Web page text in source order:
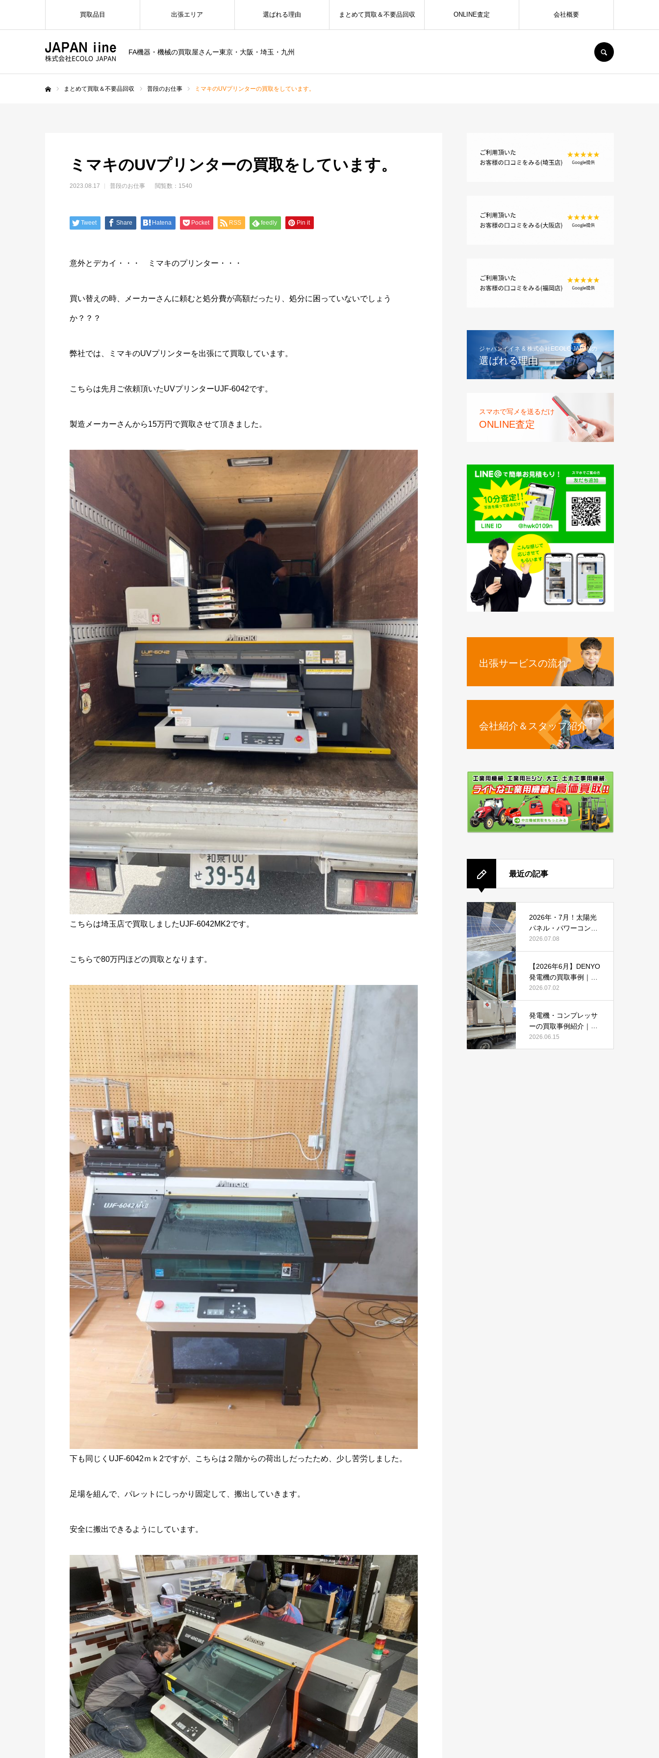
FA機器・機械の買取屋さんー東京・大阪・埼玉・九州
買取品目 出張エリア 選ばれる理由 まとめて買取＆不要品回収 ONLINE査定 会社概要
まとめて買取＆不要品回収 普段のお仕事 ミマキのUVプリンターの買取をしています。
ミマキのUVプリンターの買取をしています。
2023.08.17 普段のお仕事 閲覧数：1540
Tweet Share Hatena Pocket RSS feedly Pin it
意外とデカイ・・・ ミマキのプリンター・・・
買い替えの時、メーカーさんに頼むと処分費が高額だったり、処分に困っていないでしょう
か？？？
弊社では、ミマキのUVプリンターを出張にて買取しています。
こちらは先月ご依頼頂いたUVプリンターUJF-6042です。
製造メーカーさんから15万円で買取させて頂きました。
こちらは埼玉店で買取しましたUJF-6042MK2です。
こちらで80万円ほどの買取となります。
下も同じくUJF-6042ｍｋ2ですが、こちらは２階からの荷出しだったため、少し苦労しました。
足場を組んで、パレットにしっかり固定して、搬出していきます。
安全に搬出できるようにしています。
ジャパンイイネ & 株式会社ECOLO JAPANの
選ばれる理由
スマホで写メを送るだけ
ONLINE査定
出張サービスの流れ
会社紹介＆スタッフ紹介
最近の記事
2026年・7月！太陽光
パネル・パワーコンデ
ィショナーの買取・無
料でのお引き取り強化
2026.07.08
【2026年6月】DENYO
発電機の買取事例｜錆
あり・故障品・大型発
電機も買取しました
2026.07.02
発電機・コンプレッサ
ーの買取事例紹介｜DE
NYO・AIRMANを2026
年6月も買取強化中
2026.06.15